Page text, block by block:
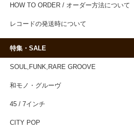
HOW TO ORDER / オーダー方法について
レコードの発送時について
特集・SALE
SOUL,FUNK,RARE GROOVE
和モノ・グルーヴ
45 / 7インチ
CITY POP